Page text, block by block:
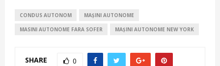
CONDUS AUTONOM MAȘINI AUTONOME
MASINI AUTONOME FARA SOFER MAȘINI AUTONOME NEW YORK
SHARE 0